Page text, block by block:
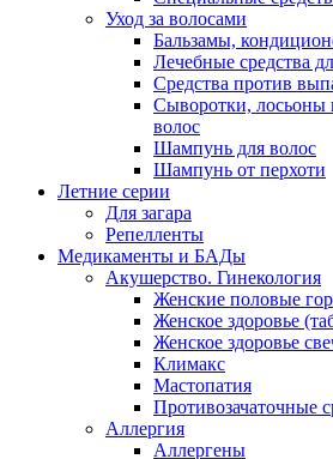
Уход за волосами
Бальзамы,
Лечебные средства
Средства против
Сыворотки, лосьоны
волос
Шампунь для волос
Шампунь от перхоти
Летние серии
Для загара
Репелленты
Медикаменты и БАДы
Акушерство. Гинекология
Женские половые
Женское здоровье
Женское здоровье
Климакс
Мастопатия
Противозачаточные
Аллергия
Аллергены